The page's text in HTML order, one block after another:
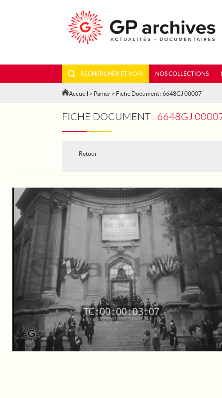
RECHERCHER ET VOIR NOS COLLECTIONS
Accueil > Panier > Fiche Document : 6648GJ 00007
FICHE DOCUMENT : 6648GJ 00007 - AU GRAND
Retour